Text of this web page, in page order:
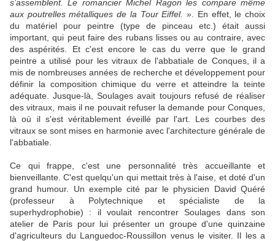
s’assemblent. Le romancier Michel Ragon les compare même
aux poutrelles métalliques de la Tour Eiffel. » . En effet, le choix
du matériel pour peintre (type de pinceau etc.) était aussi
important, qui peut faire des rubans lisses ou au contraire, avec
des aspérités. Et c'est encore le cas du verre que le grand
peintre a utilisé pour les vitraux de l'abbatiale de Conques, il a
mis de nombreuses années de recherche et développement pour
définir la composition chimique du verre et atteindre la teinte
adéquate. Jusque-là, Soulages avait toujours refusé de réaliser
des vitraux, mais il ne pouvait refuser la demande pour Conques,
là où il s'est véritablement éveillé par l'art. Les courbes des
vitraux se sont mises en harmonie avec l'architecture générale de
l'abbatiale.
Ce qui frappe, c'est une personnalité très accueillante et
bienveillante. C'est quelqu'un qui mettait très à l'aise, et doté d'un
grand humour. Un exemple cité par le physicien David Quéré
(professeur à Polytechnique et spécialiste de la
superhydrophobie) : il voulait rencontrer Soulages dans son
atelier de Paris pour lui présenter un groupe d'une quinzaine
d'agriculteurs du Languedoc-Roussillon venus le visiter. Il les a